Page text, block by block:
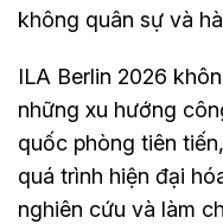
không quân sự và
ILA Berlin 2026
những xu hướng
quốc phòng tiên
quá trình hiện đại
nghiên cứu và làm